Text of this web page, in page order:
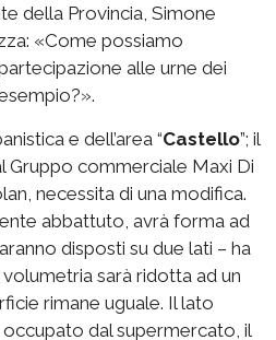
della Provincia, Simone
«Come possiamo
alle urne dei
e dell’area “Castello”; il
commerciale Maxi Di
necessita di una modifica.
abbattuto, avrà forma ad
disposti su due lati – ha
sarà ridotta ad un
rimane uguale. Il lato
dal supermercato, il